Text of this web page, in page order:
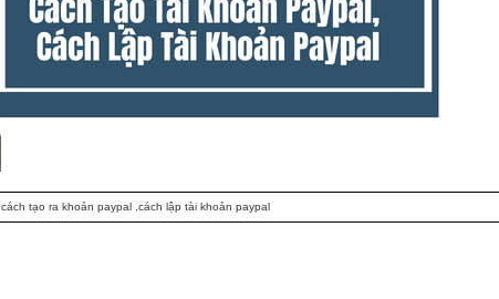
cách tạo ra khoản paypal ,cách lập tài khoản paypal